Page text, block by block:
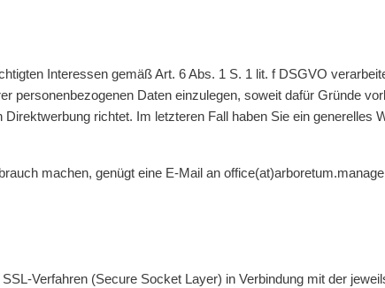
Interessen gemäß Art. 6 Abs. 1 S. 1 lit. f DSGVO
personenbezogenen Daten einzulegen, soweit dafür Gründe
richtet. Im letzteren Fall haben Sie ein generelles
machen, genügt eine E-Mail an
Verfahren (Secure Socket Layer) in Verbindung mit der